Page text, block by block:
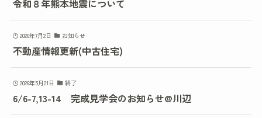
令和８年熊本地震について
2026年7月2日 お知らせ
不動産情報更新(中古住宅)
2026年5月21日 終了
6/6-7,13-14 完成見学会のお知らせ@川辺